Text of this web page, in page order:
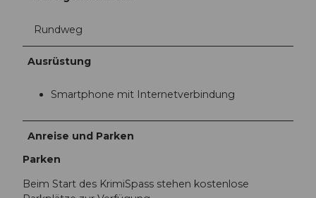
Rundweg
Ausrüstung
Smartphone mit Internetverbindung
Anreise und Parken
Parken
Beim Start des KrimiSpass stehen kostenlose